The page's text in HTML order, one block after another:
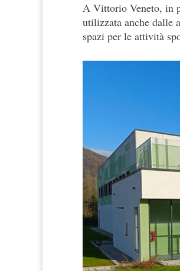
A Vittorio Veneto, in
utilizzata anche dalle
spazi per le attività